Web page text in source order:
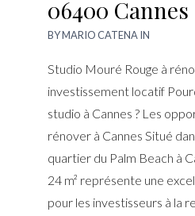
06400 Cannes
BYMARIO CATENAIN
Studio Mouré Rouge à
investissement locatif
studio à Cannes ? Les
rénover à Cannes Situé
quartier du Palm Beach à
24 m² représente une
pour les investisseurs à la